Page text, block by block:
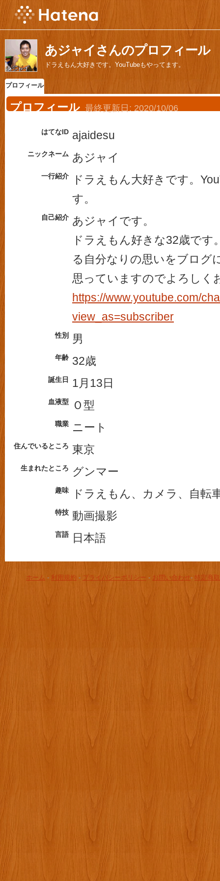
あジャイさんのプロフィール
ドラえもん大好きです。YouTubeもやってます。
プロフィール
プロフィール 最終更新日: 2020/10/06
はてなID ajaidesu
ニックネーム あジャイ
一行紹介
ドラえもん大好きです。
す。
自己紹介 あジャイです。
ドラえもん好きな32歳です
る自分なりの思いをブログ
思っていますのでよろしく
https://www.youtube.com/
view_as=subscriber
性別 男
年齢 32歳
誕生日 1月13日
血液型 Ｏ型
職業 ニート
住んでいるところ 東京
生まれたところ グンマー
趣味 ドラえもん、カメラ、自転
特技 動画撮影
言語 日本語
ホーム - 利用規約 - プライバシーポリシー - お問い合わせ- 特定商